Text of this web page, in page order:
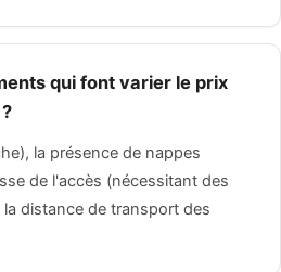
qui font varier le prix
la présence de nappes
de l'accès (nécessitant des
distance de transport des